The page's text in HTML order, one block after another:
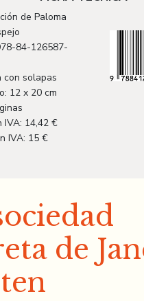
de Paloma
84-126587-
con solapas
12 x 20 cm
IVA: 14,42 €
IVA: 15 €
de